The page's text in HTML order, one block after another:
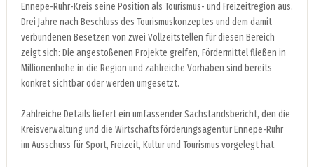
Ennepe-Ruhr-Kreis seine Position als Tourismus- und Freizeitregion aus.
Drei Jahre nach Beschluss des Tourismuskonzeptes und dem damit
verbundenen Besetzen von zwei Vollzeitstellen für diesen Bereich
zeigt sich: Die angestoßenen Projekte greifen, Fördermittel fließen in
Millionenhöhe in die Region und zahlreiche Vorhaben sind bereits
konkret sichtbar oder werden umgesetzt.
Zahlreiche Details liefert ein umfassender Sachstandsbericht, den die
Kreisverwaltung und die Wirtschaftsförderungsagentur Ennepe-Ruhr
im Ausschuss für Sport, Freizeit, Kultur und Tourismus vorgelegt hat.